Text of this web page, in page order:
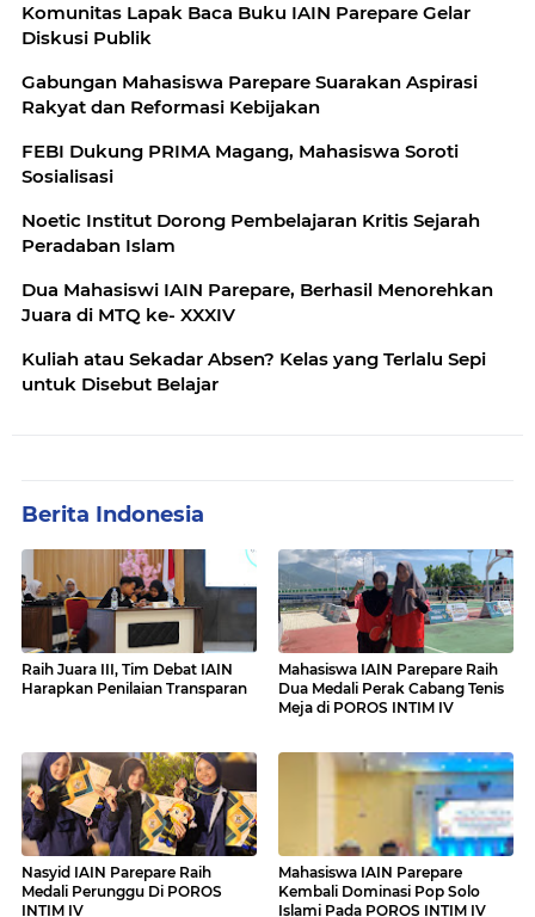
Komunitas Lapak Baca Buku IAIN Parepare Gelar
Diskusi Publik
Gabungan Mahasiswa Parepare Suarakan Aspirasi
Rakyat dan Reformasi Kebijakan
FEBI Dukung PRIMA Magang, Mahasiswa Soroti
Sosialisasi
Noetic Institut Dorong Pembelajaran Kritis Sejarah
Peradaban Islam
Dua Mahasiswi IAIN Parepare, Berhasil Menorehkan
Juara di MTQ ke- XXXIV
Kuliah atau Sekadar Absen? Kelas yang Terlalu Sepi
untuk Disebut Belajar
Berita Indonesia
Raih Juara III, Tim Debat IAIN
Harapkan Penilaian Transparan
Mahasiswa IAIN Parepare Raih
Dua Medali Perak Cabang Tenis
Meja di POROS INTIM IV
Nasyid IAIN Parepare Raih
Medali Perunggu Di POROS
INTIM IV
Mahasiswa IAIN Parepare
Kembali Dominasi Pop Solo
Islami Pada POROS INTIM IV